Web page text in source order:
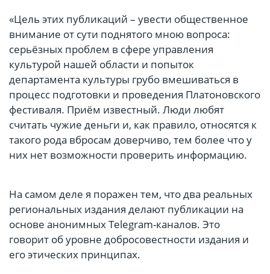
«Цель этих публикаций – увести общественное
внимание от сути поднятого мною вопроса:
серьёзных проблем в сфере управления
культурой нашей области и попыток
департамента культуры грубо вмешиваться в
процесс подготовки и проведения Платоновского
фестиваля. Приём известный. Люди любят
считать чужие деньги и, как правило, относятся к
такого рода вбросам доверчиво, тем более что у
них нет возможности проверить информацию.
На самом деле я поражен тем, что два реальных
региональных издания делают публикации на
основе анонимных Telegram-каналов. Это
говорит об уровне добросовестности издания и
его этических принципах.